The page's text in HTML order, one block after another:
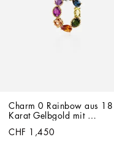
Charm 0 Rainbow aus 18
Karat Gelbgold mit
CHF 1,450